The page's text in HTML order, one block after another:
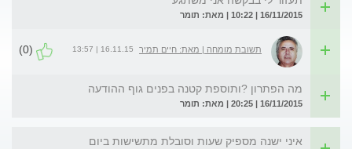
16/11/2015 | 10:22 | מאת: תומר
תשובת מומחה | מאת: חיים תמיר 16.11.15 | 13:57
(0)
מה הפתרון ?ותוספת קטנה בפנים גוף ההודעה
16/11/2015 | 20:25 | מאת: תומר
איני ישנה מספיק שעות וסובלת מתשישות ביום